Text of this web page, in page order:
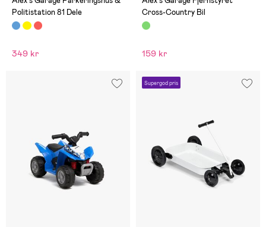
Politistation 81 Dele
349 kr
Cross-Country Bil
159 kr
Supergod pris